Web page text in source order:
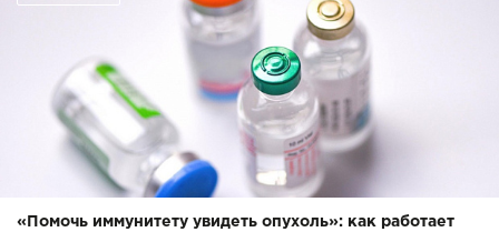
«Помочь иммунитету увидеть опухоль»: как работает